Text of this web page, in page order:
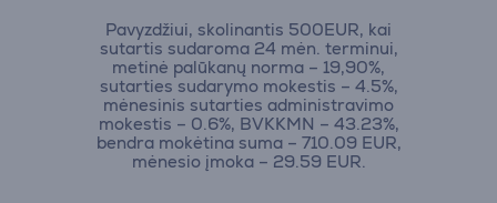
Pavyzdžiui, skolinantis 500EUR, kai
sutartis sudaroma 24 mėn. terminui,
metinė palūkanų norma – 19,90%,
sutarties sudarymo mokestis – 4.5%,
mėnesinis sutarties administravimo
mokestis – 0.6%, BVKKMN – 43.23%,
bendra mokėtina suma – 710.09 EUR,
mėnesio įmoka – 29.59 EUR.